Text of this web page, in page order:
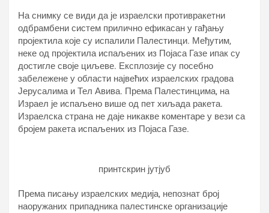
На снимку се види да је израелски противракетни
одбрамбени систем прилично ефикасан у гађању
пројектила које су испалили Палестинци. Међутим,
неке од пројектила испаљених из Појаса Газе ипак су
достигле своје циљеве. Експлозије су посебно
забележене у области највећих израелских градова
Јерусалима и Тел Авива. Према Палестинцима, на
Израел је испаљено више од пет хиљада ракета.
Израелска страна не даје никакве коментаре у вези са
бројем ракета испаљених из Појаса Газе.
принтскрин јутјуб
Према писању израелских медија, непознат број
наоружаних припадника палестинске организације